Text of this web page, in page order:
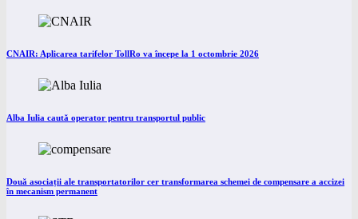
CNAIR: Aplicarea tarifelor TollRo va începe la 1 octombrie 2026
Alba Iulia caută operator pentru transportul public
Două asociații ale transportatorilor cer transformarea schemei de compensare a accizei
în mecanism permanent